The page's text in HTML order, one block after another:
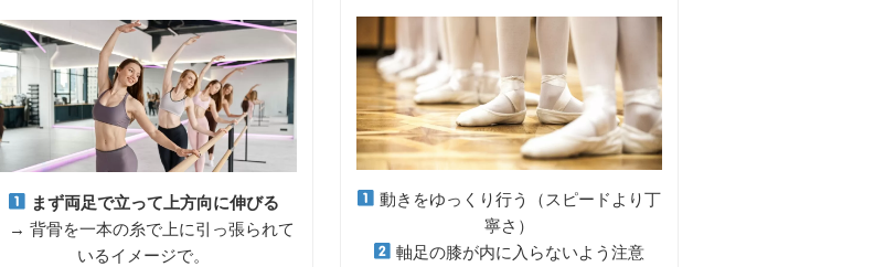
まず両足で立って上方向に伸びる
→ 背骨を一本の糸で上に引っ張られて
いるイメージで。
動きをゆっくり行う（スピードより丁
寧さ）
軸足の膝が内に入らないよう注意